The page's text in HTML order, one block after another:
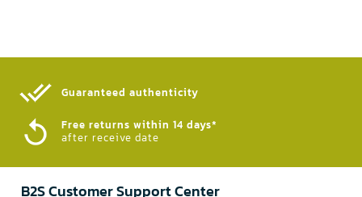
Guaranteed authenticity​
Free returns within 14 days*
after receive date
B2S Customer Support Center